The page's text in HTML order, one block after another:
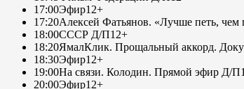
17:00Эфир12+
17:20Алексей Фатьянов. «Лучше петь, чем
18:00СССР Д/П12+
18:20ЯмалКлик. Прощальный аккорд.
18:30Эфир12+
19:00На связи. Колодин. Прямой эфир Д/П
20:00Эфир12+